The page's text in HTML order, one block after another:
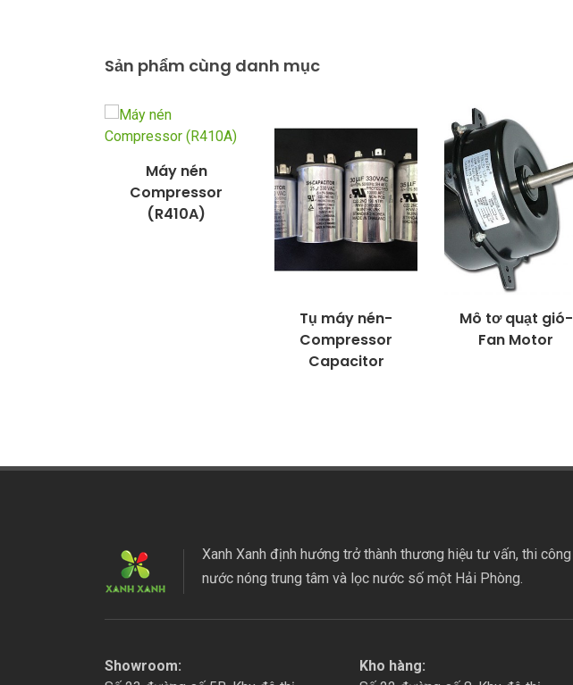
Sản phẩm cùng danh mục
Máy nén
Compressor
(R410A)
Tụ máy nén-
Compressor
Capacitor
Mô tơ quạt gió-
Fan Motor
Xanh Xanh định hướng trở thành thương hiệu tư vấn, thi công
nước nóng trung tâm và lọc nước số một Hải Phòng.
Showroom:
Kho hàng: